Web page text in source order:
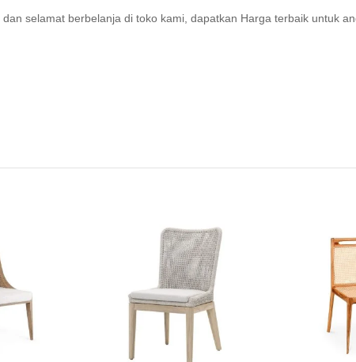
dan selamat berbelanja di toko kami, dapatkan Harga terbaik untuk